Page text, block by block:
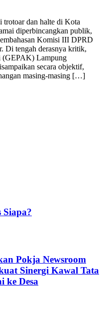
dan halte di Kota
diperbincangkan publik,
Komisi III DPRD
Di tengah derasnya kritik,
(GEPAK) Lampung
secara objektif,
masing-masing […]
Siapa?
Pokja Newsroom
Sinergi Kawal Tata
ke Desa